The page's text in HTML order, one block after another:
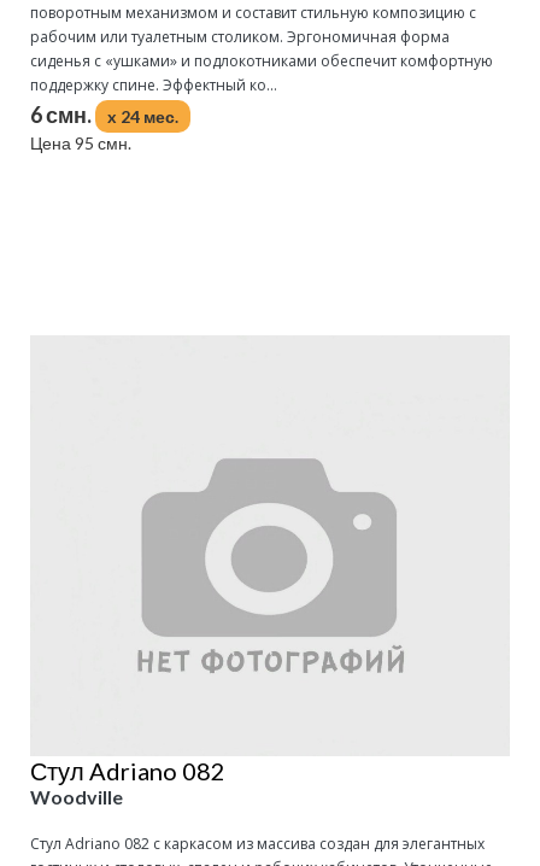
поворотным механизмом и составит стильную композицию с
рабочим или туалетным столиком. Эргономичная форма
сиденья с «ушками» и подлокотниками обеспечит комфортную
поддержку спине. Эффектный ко...
6 смн.
x 24 мес.
Цена 95 смн.
Стул Adriano 082
Woodville
Стул Adriano 082 с каркасом из массива создан для элегантных